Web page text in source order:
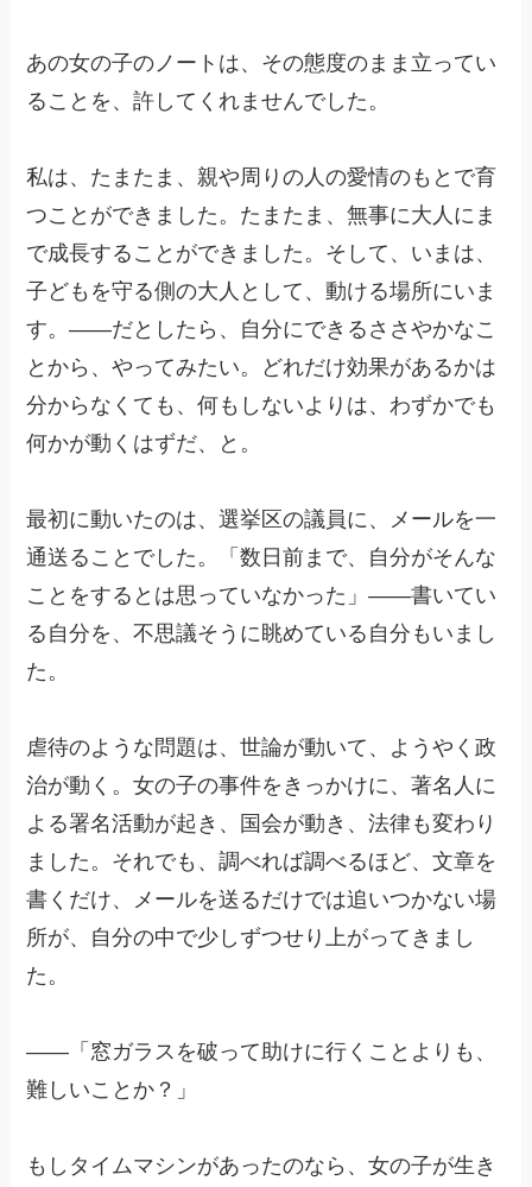
あの女の子のノートは、その態度のまま立ってい
ることを、許してくれませんでした。
私は、たまたま、親や周りの人の愛情のもとで育
つことができました。たまたま、無事に大人にま
で成長することができました。そして、いまは、
子どもを守る側の大人として、動ける場所にいま
す。——だとしたら、自分にできるささやかなこ
とから、やってみたい。どれだけ効果があるかは
分からなくても、何もしないよりは、わずかでも
何かが動くはずだ、と。
最初に動いたのは、選挙区の議員に、メールを一
通送ることでした。「数日前まで、自分がそんな
ことをするとは思っていなかった」——書いてい
る自分を、不思議そうに眺めている自分もいまし
た。
虐待のような問題は、世論が動いて、ようやく政
治が動く。女の子の事件をきっかけに、著名人に
よる署名活動が起き、国会が動き、法律も変わり
ました。それでも、調べれば調べるほど、文章を
書くだけ、メールを送るだけでは追いつかない場
所が、自分の中で少しずつせり上がってきまし
た。
——「窓ガラスを破って助けに行くことよりも、
難しいことか？」
もしタイムマシンがあったのなら、女の子が生き